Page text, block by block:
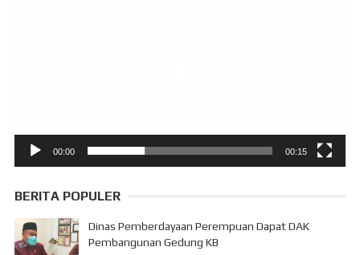
00:00 00:15
BERITA POPULER
Dinas Pemberdayaan Perempuan Dapat DAK
Pembangunan Gedung KB